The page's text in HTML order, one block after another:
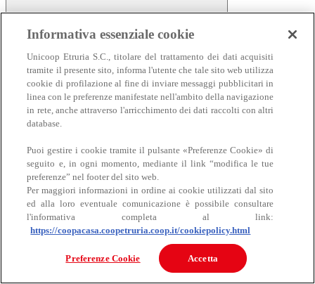
Carne
Carne
Bovino
Informativa essenziale cookie
Unicoop Etruria S.C., titolare del trattamento dei dati acquisiti
tramite il presente sito, informa l'utente che tale sito web utilizza
cookie di profilazione al fine di inviare messaggi pubblicitari in
linea con le preferenze manifestate nell'ambito della navigazione
in rete, anche attraverso l'arricchimento dei dati raccolti con altri
database.
Puoi gestire i cookie tramite il pulsante «Preferenze Cookie» di
seguito e, in ogni momento, mediante il link “modifica le tue
preferenze” nel footer del sito web.
Per maggiori informazioni in ordine ai cookie utilizzati dal sito
ed alla loro eventuale comunicazione è possibile consultare
l'informativa completa al link:
https://coopacasa.coopetruria.coop.it/cookiepolicy.html
Preferenze Cookie Accetta